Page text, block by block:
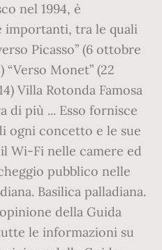
nel 1994, è
importanti, tra le quali
Picasso” (6 ottobre
“Verso Monet” (22
Villa Rotonda Famosa
di più ... Esso fornisce
ogni concetto e le sue
Wi-Fi nelle camere ed
pubblico nelle
Basilica palladiana.
della Guida
le informazioni su